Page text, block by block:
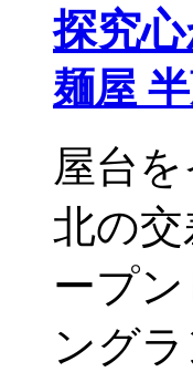
探究
麺屋
屋台
北の
ープ
ング